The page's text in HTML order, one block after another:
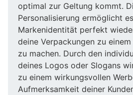
optimal zur Geltung kommt.
Personalisierung ermöglicht
Markenidentität perfekt
deine Verpackungen zu
zu machen. Durch den
deines Logos oder Slogans
zu einem wirkungsvollen
Aufmerksamkeit deiner